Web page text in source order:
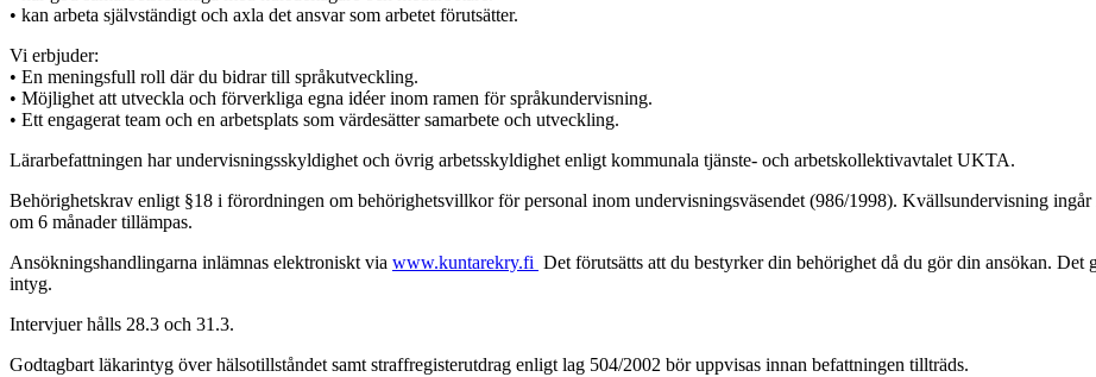
• kan arbeta självständigt och axla det ansvar som arbetet förutsätter.
Vi erbjuder:
• En meningsfull roll där du bidrar till språkutveckling.
• Möjlighet att utveckla och förverkliga egna idéer inom ramen för språkundervisning.
• Ett engagerat team och en arbetsplats som värdesätter samarbete och utveckling.
Lärarbefattningen har undervisningsskyldighet och övrig arbetsskyldighet enligt kommunala tjänste- och arbetskollektivavtalet UKTA.
Behörighetskrav enligt §18 i förordningen om behörighetsvillkor för personal inom undervisningsväsendet (986/1998). Kvällsundervisning
om 6 månader tillämpas.
Ansökningshandlingarna inlämnas elektroniskt via www.kuntarekry.fi Det förutsätts att du bestyrker din behörighet då du gör din ansökan.
intyg.
Intervjuer hålls 28.3 och 31.3.
Godtagbart läkarintyg över hälsotillståndet samt straffregisterutdrag enligt lag 504/2002 bör uppvisas innan befattningen tillträds.